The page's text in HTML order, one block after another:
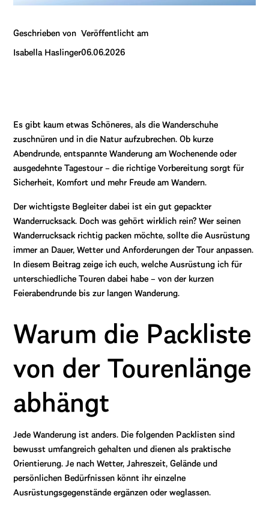
Geschrieben von
Isabella Haslinger
Veröffentlicht am
06.06.2026
Es gibt kaum etwas Schöneres, als die Wanderschuhe
zuschnüren und in die Natur aufzubrechen. Ob kurze
Abendrunde, entspannte Wanderung am Wochenende oder
ausgedehnte Tagestour – die richtige Vorbereitung sorgt für
Sicherheit, Komfort und mehr Freude am Wandern.
Der wichtigste Begleiter dabei ist ein gut gepackter
Wanderrucksack. Doch was gehört wirklich rein? Wer seinen
Wanderrucksack richtig packen möchte, sollte die Ausrüstung
immer an Dauer, Wetter und Anforderungen der Tour anpassen.
In diesem Beitrag zeige ich euch, welche Ausrüstung ich für
unterschiedliche Touren dabei habe – von der kurzen
Feierabendrunde bis zur langen Wanderung.
Warum die Packliste
von der Tourenlänge
abhängt
Jede Wanderung ist anders. Die folgenden Packlisten sind
bewusst umfangreich gehalten und dienen als praktische
Orientierung. Je nach Wetter, Jahreszeit, Gelände und
persönlichen Bedürfnissen könnt ihr einzelne
Ausrüstungsgegenstände ergänzen oder weglassen.